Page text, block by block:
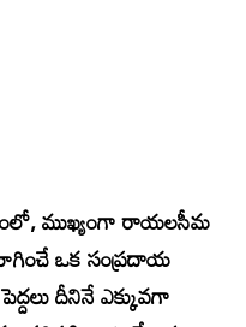
ముఖ్యంగా రాయలసీమ
ఒక సంప్రదాయ
దీనినే ఎక్కువగా